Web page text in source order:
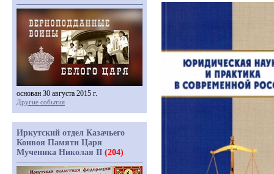
основан 30 августа 2015 г.
Другие события
Иркутский отдел Казачьего
Конвоя Памяти Царя
Мученика Николая II (204)